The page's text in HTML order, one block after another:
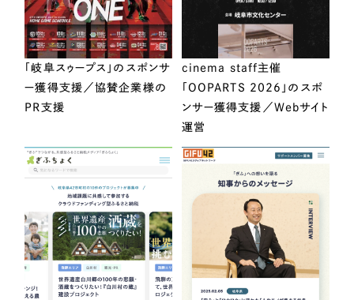
「岐阜スゥープス」のスポンサ
ー獲得支援／協賛企業様の
PR支援
cinema staff主催
「OOPARTS 2026」のスポ
ンサー獲得支援／Webサイト
運営